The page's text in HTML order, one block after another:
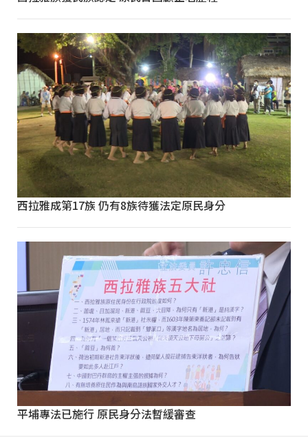
西拉雅成第17族 仍有8族待獲法定原民身分
平埔專法已施行 原民身分法暫緩審查